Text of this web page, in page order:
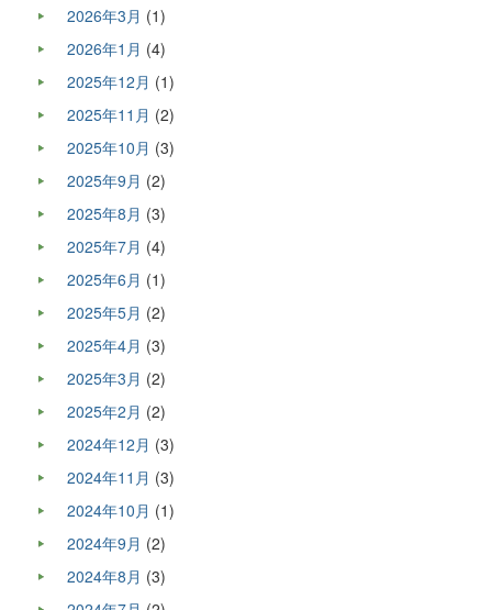
2026年3月 (1)
2026年1月 (4)
2025年12月 (1)
2025年11月 (2)
2025年10月 (3)
2025年9月 (2)
2025年8月 (3)
2025年7月 (4)
2025年6月 (1)
2025年5月 (2)
2025年4月 (3)
2025年3月 (2)
2025年2月 (2)
2024年12月 (3)
2024年11月 (3)
2024年10月 (1)
2024年9月 (2)
2024年8月 (3)